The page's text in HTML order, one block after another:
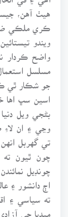
هيٺ آهن،
ڪري ملڪي
ويندو
واضح ڪردار
مسلسل
جو شڪار ٿي
اسين سڀ اها
بڻجي ويل
وڃي ۽ ان لاءِ
تي گهربل
چون ٿيون ته
چونڊيل
اڄ دانشور ۽
ته سياسي ۽
ميڊيا جي